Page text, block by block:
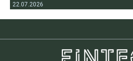
22.07.2026